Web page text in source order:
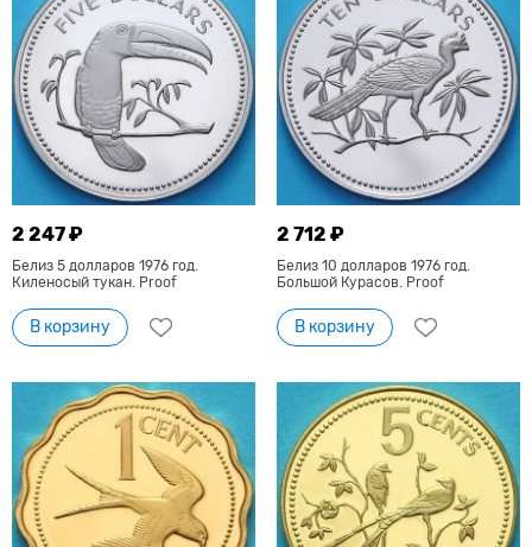
2 247 ₽
Белиз 5 долларов 1976 год.
Киленосый тукан. Proof
В корзину
2 712 ₽
Белиз 10 долларов 1976 год.
Большой Курасов. Proof
В корзину